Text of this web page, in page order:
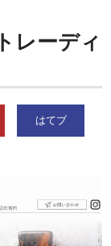
レーディ
はてブ